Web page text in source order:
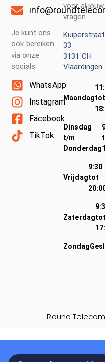
Je kunt ons
ook bereiken
via onze
socials.
WhatsApp
Instagram
Facebook
TikTok
voor al jouw
vragen.
Kuiperstraat
33
3131 CH
Vlaardingen
Maandagtot
Dinsdag
t/m
Donderdag
Vrijdag
9:30
tot
Zaterdagtot
Zondag
Round